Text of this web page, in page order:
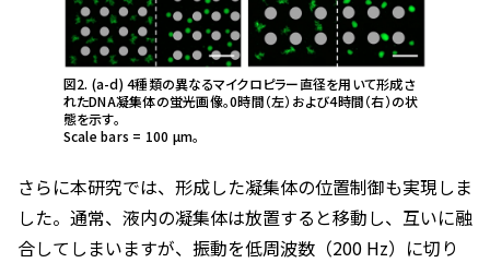
図2. (a-d) 4種類の異なるマイクロピラー直径を用いて形成さ
れたDNA凝集体の蛍光画像。0時間（左）および4時間（右）の状
態を示す。
Scale bars = 100 µm。
さらに本研究では、形成した凝集体の位置制御も実現しま
した。通常、液内の凝集体は放置すると移動し、互いに融
合してしまいますが、振動を低周波数（200 Hz）に切り